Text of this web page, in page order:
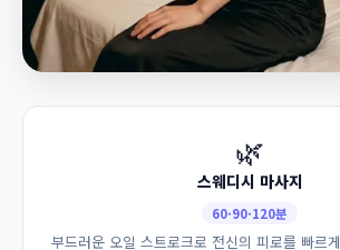
🌿
스웨디시 마사지
60·90·120분
부드러운 오일 스트로크로 전신의 피로를 빠르